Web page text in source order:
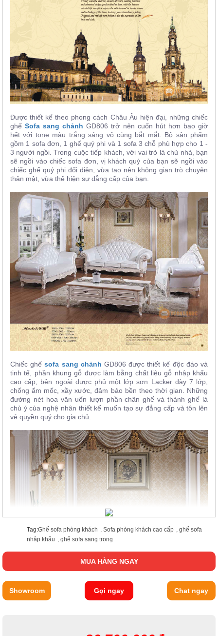
Được thiết kế theo phong cách Châu Âu hiện đại, những chiếc
ghếSofa sang chảnh GD806 trở nên cuốn hút hơn bao giờ
hết với tone màu trắng sáng vô cùng bắt mắt. Bộ sản phẩm
gồm 1 sofa đơn, 1 ghế quý phi và 1 sofa 3 chỗ phù hợp cho 1 -
3 người ngồi. Trong cuộc tiếp khách, với vai trò là chủ nhà, bạn
sẽ ngồi vào chiếc sofa đơn, vị khách quý của bạn sẽ ngồi vào
chiếc ghế quý phi đối diện, vừa tạo nên không gian trò chuyện
thân mật, vừa thể hiện sự đẳng cấp của bạn.
Chiếc ghếsofa sang chảnh GD806 được thiết kế độc đáo và
tinh tế, phần khung gỗ được làm bằng chất liệu gỗ nhập khẩu
cao cấp, bên ngoài được phủ một lớp sơn Lacker dày 7 lớp,
chống ẩm mốc, xầy xước, đảm bảo bền theo thời gian. Những
đường nét hoa văn uốn lượn phần chân ghế và thành ghế là
chủ ý của nghệ nhân thiết kế muốn tạo sự đẳng cấp và tôn lên
vẻ quyền quý cho gia chủ.
cuộc trò chuyện, do đó việc thiết kế chúng sao cho sang trọng,
Tag:Ghế sofa phòng khách Sofa phòng khách cao cấp
ghế sofa
nhập khẩu
ghế sofa sang trọng
MUA HÀNG NGAY
Showroom Gọi ngay Chat ngay